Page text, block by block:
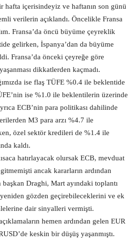
hafta içerisindeyiz ve haftanın son günü
verilerin açıklandı. Öncelikle Fransa
Fransa’da öncü büyüme çeyreklik
gelirken, İspanya’dan da büyüme
Fransa’da önceki çeyreğe göre
dikkatlerden kaçmadı.
ise flaş TÜFE %0.4 ile beklentide
ise %1.0 ile beklentilerin üzerinde
ECB’nin para politikası dahilinde
M3 para arzı %4.7 ile
özel sektör kredileri de %1.4 ile
kaldı.
hatırlayacak olursak ECB, mevduat
ancak kararların ardından
başkan Draghi, Mart ayındaki toplantı
gözden geçirebileceklerini ve ek
dair sinyalleri vermişti.
hemen ardından gelen EUR
keskin bir düşüş yaşanmıştı.